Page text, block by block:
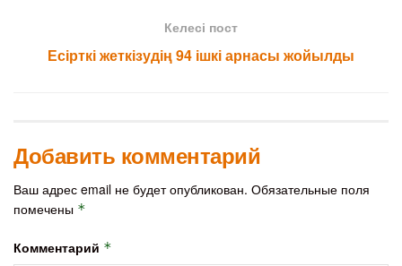
Келесі пост
Есірткі жеткізудің 94 ішкі арнасы жойылды
Добавить комментарий
Ваш адрес email не будет опубликован. Обязательные поля
помечены *
Комментарий *